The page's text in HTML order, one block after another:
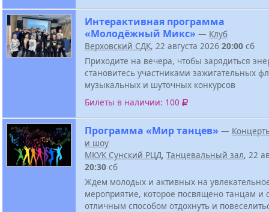
Интерактивная программа
«Молодёжный Микс» — Клуб
Верховский СДК, 22 августа 2026 20:00 сб
Приходите на вечера, чтобы зарядиться
становитесь участниками зажигательных
музыкальных и шуточных конкурсов
Билеты в наличии: 100
Программа «Мир танцев» —
и шоу
МКУК Сунский РЦД, Танцевальный зал, 22
20:30 сб
Ждем молодых и активных на
мероприятие, которое посвящено танцам и
отличным способом отдохнуть и